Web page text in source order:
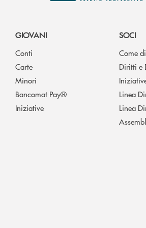
GIOVANI
Conti
Carte
Minori
Bancomat Pay®
Iniziative
SOCI
Come
Diritti e
Linea
Linea